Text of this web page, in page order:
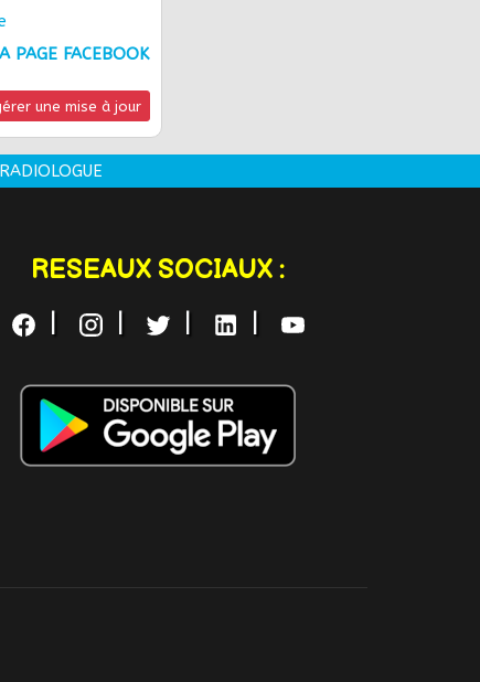
PAGE FACEBOOK
une mise à jour
RESEAUX SOCIAUX :